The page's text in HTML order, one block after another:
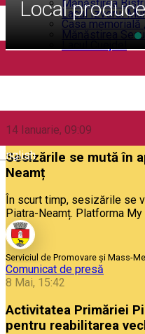
English
Mănăstirea
Lacul Izvorul
Casa memorială
Mănăstirea Secu
Local
14 Ianuarie, 09:09
Sesizările se mută în
Neamț
În scurt timp, sesizările se
Piatra-Neamț. Platforma My
Serviciul de Promovare și Mass-
Comunicat de presă
8 Mai, 15:42
Activitatea Primăriei
pentru reabilitarea